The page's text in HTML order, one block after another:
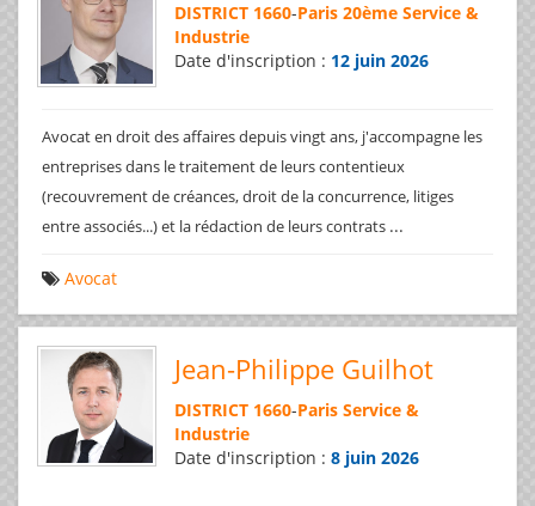
DISTRICT 1660-Paris 20ème Service &
Industrie
Date d'inscription : 12 juin 2026
Avocat en droit des affaires depuis vingt ans, j'accompagne les
entreprises dans le traitement de leurs contentieux
(recouvrement de créances, droit de la concurrence, litiges
entre associés...) et la rédaction de leurs contrats ...
Avocat
Jean-Philippe Guilhot
DISTRICT 1660-Paris Service &
Industrie
Date d'inscription : 8 juin 2026